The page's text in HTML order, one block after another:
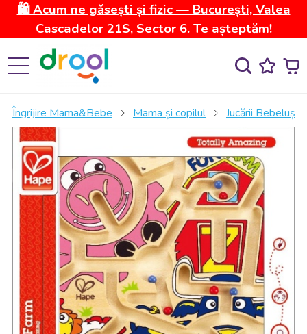
🛍️ Acum ne găsești și fizic — București, Valea
Cascadelor 21S, Sector 6. Te așteptăm!
Îngrijire Mama&Bebe Mama și copilul Jucării Bebeluși